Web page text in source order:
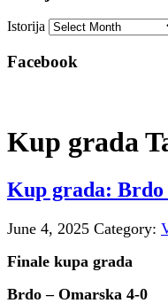
Istorija
Facebook
Kup grada
Kup grada: Brdo
June 4, 2025 Category:
Finale kupa grada
Brdo – Omarska 4-0